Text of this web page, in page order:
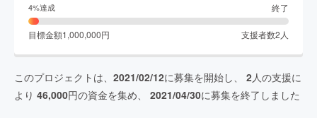
4%達成 終了
目標金額1,000,000円 支援者数2 人
このプロジェクトは、 2021/02/12に募集を開始し、 2人の支援に
より 46,000円の資金を集め、 2021/04/30に募集を終了しました